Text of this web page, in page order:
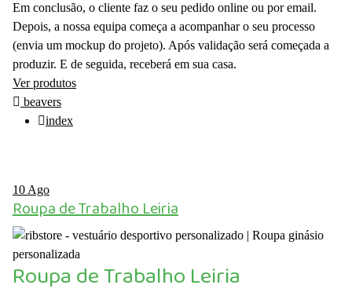
Em conclusão, o cliente faz o seu pedido online ou por email.
Depois, a nossa equipa começa a acompanhar o seu processo
(envia um mockup do projeto). Após validação será começada a
produzir. E de seguida, receberá em sua casa.
Ver produtos
beavers
index
10Ago
Roupa de Trabalho Leiria
Roupa de Trabalho Leiria